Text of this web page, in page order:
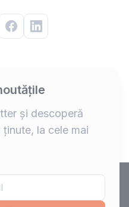
și descoperă
la cele mai